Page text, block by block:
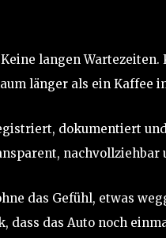
langen
länger als ein Kaffee
dokumentiert
nachvollziehbar
das Gefühl, etwas
dass das Auto noch